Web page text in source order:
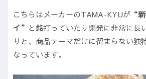
こちらはメーカーのTAMA-KYUが “
イ” と銘打っていたり開発に非常に長
りと、商品テーマだけに留まらない独
なっています。